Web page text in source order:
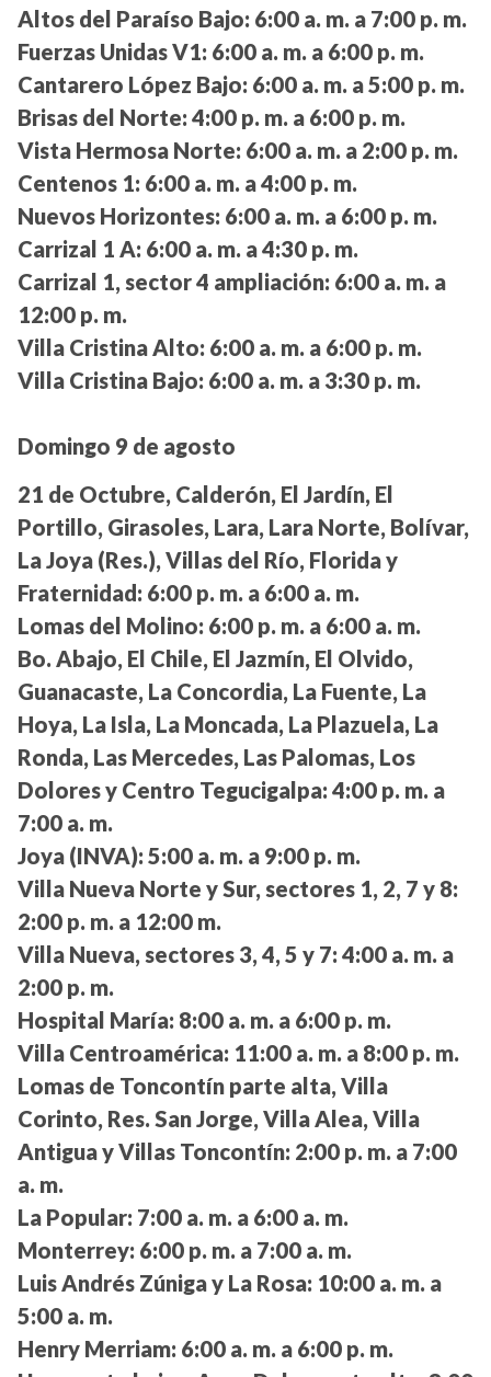
Altos del Paraíso Bajo: 6:00 a. m. a 7:00 p. m.
Fuerzas Unidas V1: 6:00 a. m. a 6:00 p. m.
Cantarero López Bajo: 6:00 a. m. a 5:00 p. m.
Brisas del Norte: 4:00 p. m. a 6:00 p. m.
Vista Hermosa Norte: 6:00 a. m. a 2:00 p. m.
Centenos 1: 6:00 a. m. a 4:00 p. m.
Nuevos Horizontes: 6:00 a. m. a 6:00 p. m.
Carrizal 1 A: 6:00 a. m. a 4:30 p. m.
Carrizal 1, sector 4 ampliación: 6:00 a. m. a
12:00 p. m.
Villa Cristina Alto: 6:00 a. m. a 6:00 p. m.
Villa Cristina Bajo: 6:00 a. m. a 3:30 p. m.
Domingo 9 de agosto
21 de Octubre, Calderón, El Jardín, El
Portillo, Girasoles, Lara, Lara Norte, Bolívar,
La Joya (Res.), Villas del Río, Florida y
Fraternidad: 6:00 p. m. a 6:00 a. m.
Lomas del Molino: 6:00 p. m. a 6:00 a. m.
Bo. Abajo, El Chile, El Jazmín, El Olvido,
Guanacaste, La Concordia, La Fuente, La
Hoya, La Isla, La Moncada, La Plazuela, La
Ronda, Las Mercedes, Las Palomas, Los
Dolores y Centro Tegucigalpa: 4:00 p. m. a
7:00 a. m.
Joya (INVA): 5:00 a. m. a 9:00 p. m.
Villa Nueva Norte y Sur, sectores 1, 2, 7 y 8:
2:00 p. m. a 12:00 m.
Villa Nueva, sectores 3, 4, 5 y 7: 4:00 a. m. a
2:00 p. m.
Hospital María: 8:00 a. m. a 6:00 p. m.
Villa Centroamérica: 11:00 a. m. a 8:00 p. m.
Lomas de Toncontín parte alta, Villa
Corinto, Res. San Jorge, Villa Alea, Villa
Antigua y Villas Toncontín: 2:00 p. m. a 7:00
a. m.
La Popular: 7:00 a. m. a 6:00 a. m.
Monterrey: 6:00 p. m. a 7:00 a. m.
Luis Andrés Zúniga y La Rosa: 10:00 a. m. a
5:00 a. m.
Henry Merriam: 6:00 a. m. a 6:00 p. m.